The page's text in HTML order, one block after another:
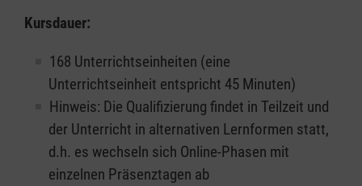
Kursdauer:
168 Unterrichtseinheiten (eine
Unterrichtseinheit entspricht 45 Minuten)
Hinweis: Die Qualifizierung findet in Teilzeit und
der Unterricht in alternativen Lernformen statt,
d.h. es wechseln sich Online-Phasen mit
einzelnen Präsenztagen ab